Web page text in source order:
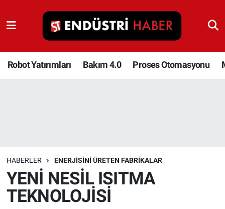
Robot Yatırımları Bakım 4.0 Proses Otomasyonu
HABERLER ENERJISINI ÜRETEN FABRIKALAR
YENİ NESİL ISITMA
TEKNOLOJİSİ
Robot Yatırımları
Bakım 4.0
Depolama Çözümleri
İnşaat ve Malzeme